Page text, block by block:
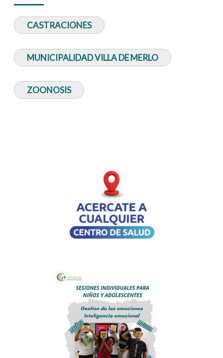
CASTRACIONES
MUNICIPALIDAD VILLA DE MERLO
ZOONOSIS